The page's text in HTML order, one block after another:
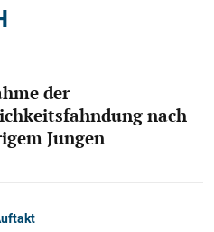
der
nach
Jungen